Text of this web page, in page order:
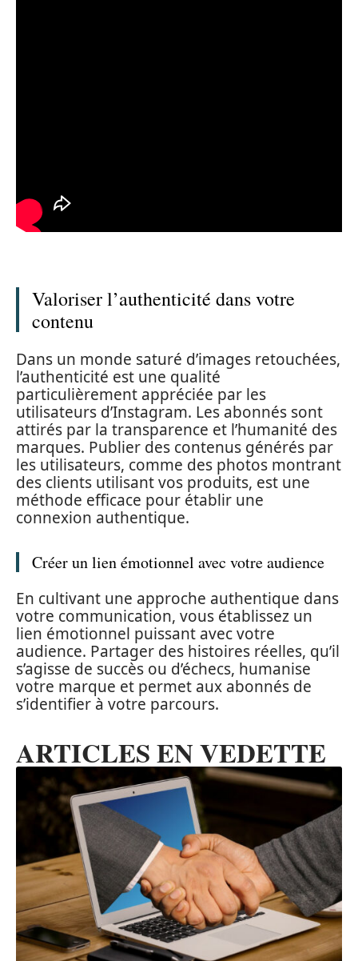
Valoriser l’authenticité dans votre
contenu
Dans un monde saturé d’images retouchées,
l’authenticité est une qualité
particulièrement appréciée par les
utilisateurs d’Instagram. Les abonnés sont
attirés par la transparence et l’humanité des
marques. Publier des contenus générés par
les utilisateurs, comme des photos montrant
des clients utilisant vos produits, est une
méthode efficace pour établir une
connexion authentique.
Créer un lien émotionnel avec votre audience
En cultivant une approche authentique dans
votre communication, vous établissez un
lien émotionnel puissant avec votre
audience. Partager des histoires réelles, qu’il
s’agisse de succès ou d’échecs, humanise
votre marque et permet aux abonnés de
s’identifier à votre parcours.
ARTICLES EN VEDETTE